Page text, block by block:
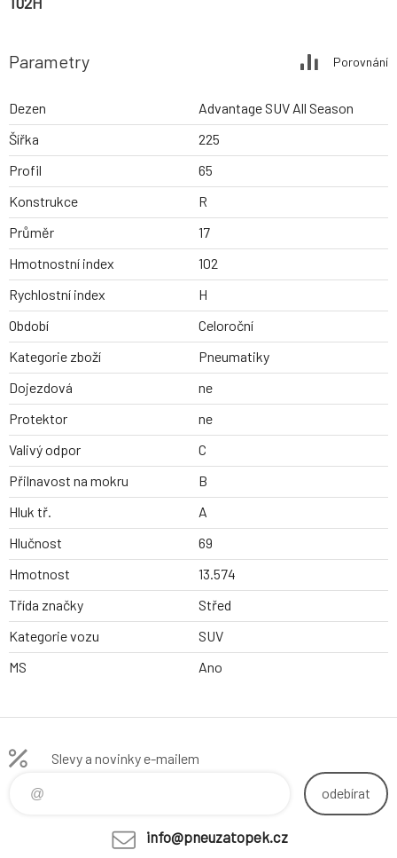
Parametry Porovnání
Dezen
Advantage SUV All Season
Šířka
225
Profil
65
Konstrukce
R
Průměr
17
Hmotnostní index
102
Rychlostní index
H
Období
Celoroční
Kategorie zboží
Pneumatiky
Dojezdová
ne
Protektor
ne
Valivý odpor
C
Přilnavost na mokru
B
Hluk tř.
A
Hlučnost
69
Hmotnost
13.574
Třída značky
Střed
Kategorie vozu
SUV
MS
Ano
Slevy a novinky e-mailem
odebírat
info@pneuzatopek.cz